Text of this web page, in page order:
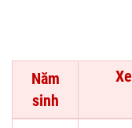
Năm
sinh